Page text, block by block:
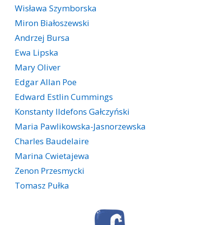
Wisława Szymborska
Miron Białoszewski
Andrzej Bursa
Ewa Lipska
Mary Oliver
Edgar Allan Poe
Edward Estlin Cummings
Konstanty Ildefons Gałczyński
Maria Pawlikowska-Jasnorzewska
Charles Baudelaire
Marina Cwietajewa
Zenon Przesmycki
Tomasz Pułka